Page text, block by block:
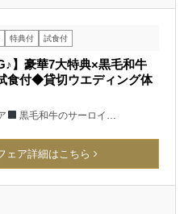
特典付 試食付
】豪華7大特典×黒毛和牛
食付◆貸切ウエディング体
黒毛和牛のサーロイ…
ェア詳細はこちら